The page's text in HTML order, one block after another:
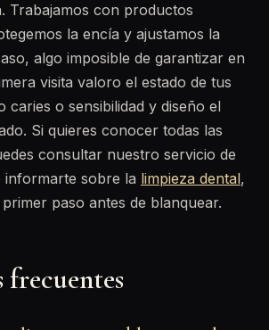
Trabajamos con productos
la encía y ajustamos la
algo imposible de garantizar en
visita valoro el estado de tus
caries o sensibilidad y diseño el
Si quieres conocer todas las
consultar nuestro servicio de
informarte sobre la limpieza dental,
paso antes de blanquear.
frecuentes